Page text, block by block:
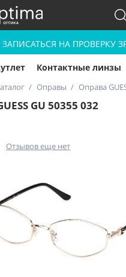
ЗАПИСАТЬСЯ НА ПРОВЕРКУ
Контактные линзы
Оправы Оправа
GU 50355 032
Отзывов еще нет